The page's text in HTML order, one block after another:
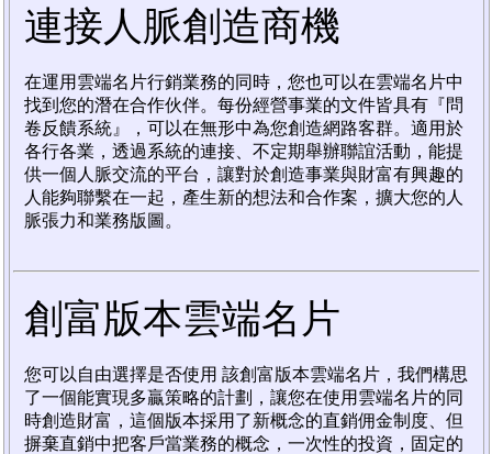
連接人脈創造商機
在運用雲端名片行銷業務的同時，您也可以在雲端名片中
找到您的潛在合作伙伴。每份經營事業的文件皆具有『問
卷反饋系統』，可以在無形中為您創造網路客群。適用於
各行各業，透過系統的連接、不定期舉辦聯誼活動，能提
供一個人脈交流的平台，讓對於創造事業與財富有興趣的
人能夠聯繫在一起，產生新的想法和合作案，擴大您的人
脈張力和業務版圖。
創富版本雲端名片
您可以自由選擇是否使用 該創富版本雲端名片，我們構思
了一個能實現多贏策略的計劃，讓您在使用雲端名片的同
時創造財富，這個版本採用了新概念的直銷佣金制度、但
摒棄直銷中把客戶當業務的概念，一次性的投資，固定的